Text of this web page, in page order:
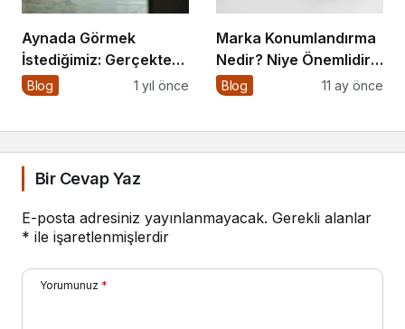
Aynada Görmek
İstediğimiz: Gerçekten
Kimiz?
Blog 1 yıl önce
Marka Konumlandırma
Nedir? Niye Önemlidir?
Nasıl Yapılır?
Blog 11 ay önce
Bir Cevap Yaz
E-posta adresiniz yayınlanmayacak. Gerekli alanlar
* ile işaretlenmişlerdir
Yorumunuz *